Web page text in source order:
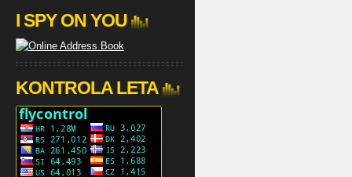
I SPY ON YOU
KONTROLA LETA